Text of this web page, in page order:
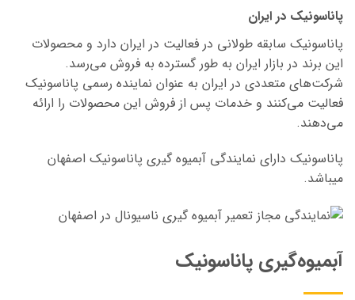
پاناسونیک در ایران
پاناسونیک سابقه طولانی در فعالیت در ایران دارد و محصولات
این برند در بازار ایران به طور گسترده به فروش می‌رسد.
شرکت‌های متعددی در ایران به عنوان نماینده رسمی پاناسونیک
فعالیت می‌کنند و خدمات پس از فروش این محصولات را ارائه
می‌دهند.
پاناسونیک دارای نمایندگی آبمیوه گیری پاناسونیک اصفهان
میباشد.
آبمیوه‌گیری پاناسونیک